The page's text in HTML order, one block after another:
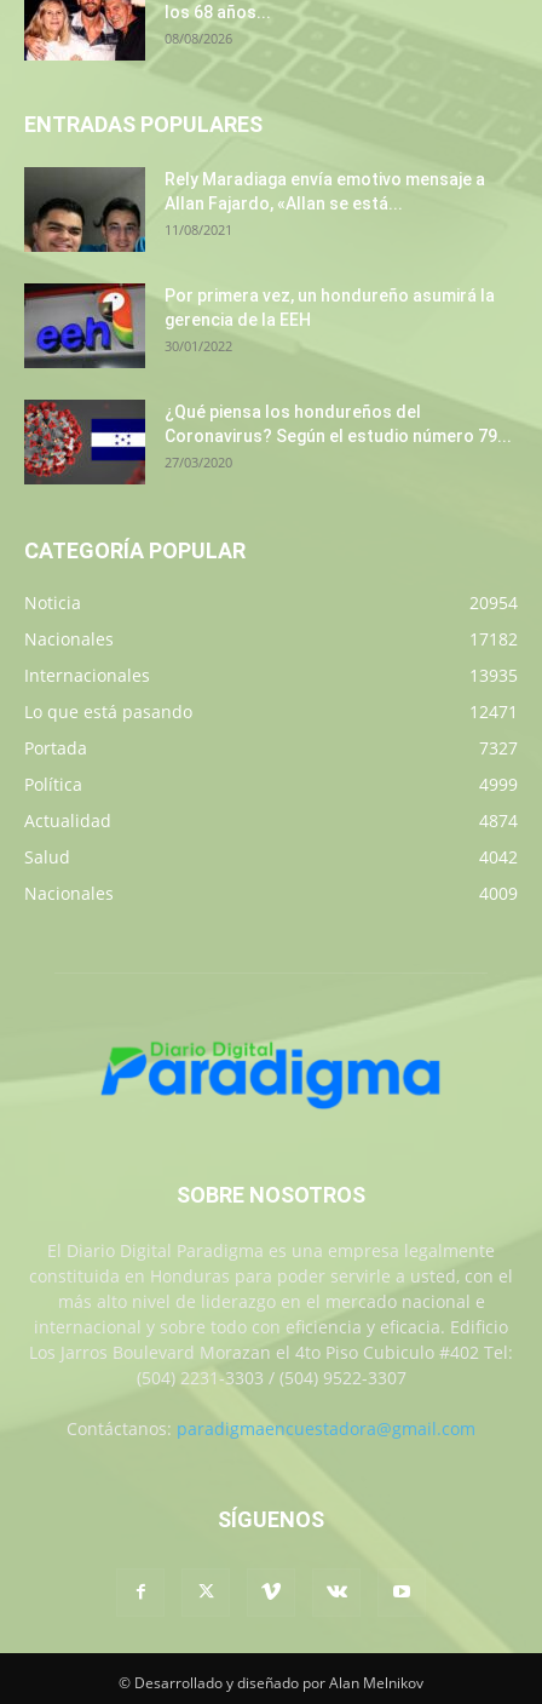
los 68 años...
08/08/2026
ENTRADAS POPULARES
Rely Maradiaga envía emotivo mensaje a
Allan Fajardo, «Allan se está...
11/08/2021
Por primera vez, un hondureño asumirá la
gerencia de la EEH
30/01/2022
¿Qué piensa los hondureños del
Coronavirus? Según el estudio número 79...
27/03/2020
CATEGORÍA POPULAR
Noticia
20954
Nacionales
17182
Internacionales
13935
Lo que está pasando
12471
Portada
7327
Política
4999
Actualidad
4874
Salud
4042
Nacionales
4009
SOBRE NOSOTROS
El Diario Digital Paradigma es una empresa legalmente
constituida en Honduras para poder servirle a usted, con el
más alto nivel de liderazgo en el mercado nacional e
internacional y sobre todo con eficiencia y eficacia. Edificio
Los Jarros Boulevard Morazan el 4to Piso Cubiculo #402 Tel:
(504) 2231-3303 / (504) 9522-3307
Contáctanos: paradigmaencuestadora@gmail.com
SÍGUENOS
© Desarrollado y diseñado por Alan Melnikov